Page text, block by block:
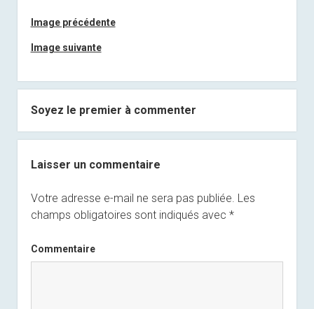
Image précédente
Image suivante
Soyez le premier à commenter
Laisser un commentaire
Votre adresse e-mail ne sera pas publiée. Les
champs obligatoires sont indiqués avec *
Commentaire